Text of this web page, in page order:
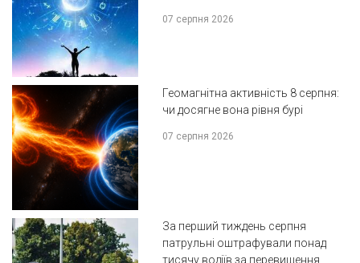
07 серпня 2026
Геомагнітна активність 8 серпня:
чи досягне вона рівня бурі
07 серпня 2026
За перший тиждень серпня
патрульні оштрафували понад
тисячу водіїв за перевищення